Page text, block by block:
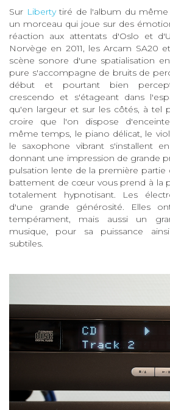
Sur Libertytiré de l'album du
un morceau qui joue sur des
réaction aux attentats d'Oslo et
Norvège en 2011, les Arcam SA20
scène sonore d'une spatialisation
pure s'accompagne de bruits de
début et pourtant bien
crescendo et s'étageant dans
qu'en largeur et sur les côtés, à tel
croire que l'on dispose
même temps, le piano délicat, le
le saxophone vibrant s'installent
donnant une impression de grande
pulsation lente de la première partie
battement de cœur vous prend à la
totalement hypnotisant. Les
d'une grande générosité. Elles
tempérament, mais aussi un
musique, pour sa puissance
subtiles.